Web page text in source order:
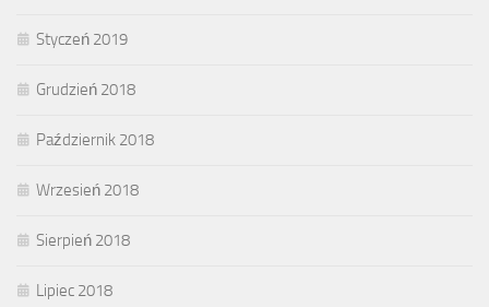
Styczeń 2019
Grudzień 2018
Październik 2018
Wrzesień 2018
Sierpień 2018
Lipiec 2018